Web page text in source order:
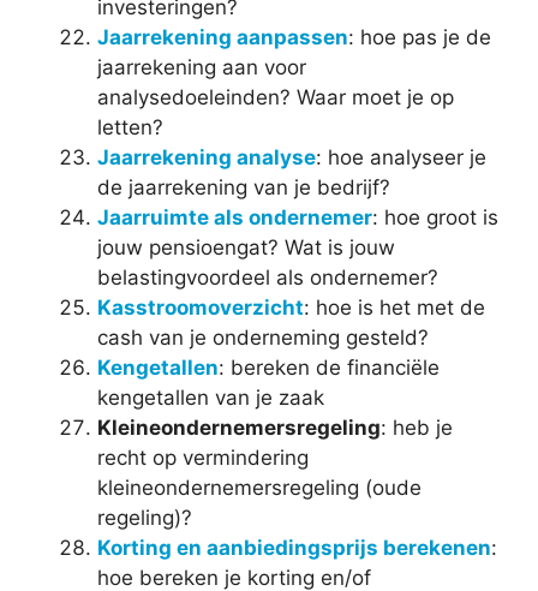
investeringen?
Jaarrekening aanpassen: hoe pas je de
jaarrekening aan voor
analysedoeleinden? Waar moet je op
letten?
Jaarrekening analyse: hoe analyseer je
de jaarrekening van je bedrijf?
Jaarruimte als ondernemer: hoe groot is
jouw pensioengat? Wat is jouw
belastingvoordeel als ondernemer?
Kasstroomoverzicht: hoe is het met de
cash van je onderneming gesteld?
Kengetallen: bereken de financiële
kengetallen van je zaak
Kleineondernemersregeling: heb je
recht op vermindering
kleineondernemersregeling (oude
regeling)?
Korting en aanbiedingsprijs berekenen:
hoe bereken je korting en/of